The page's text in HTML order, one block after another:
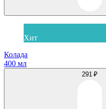
Хит
Колада
400 мл
291 ₽